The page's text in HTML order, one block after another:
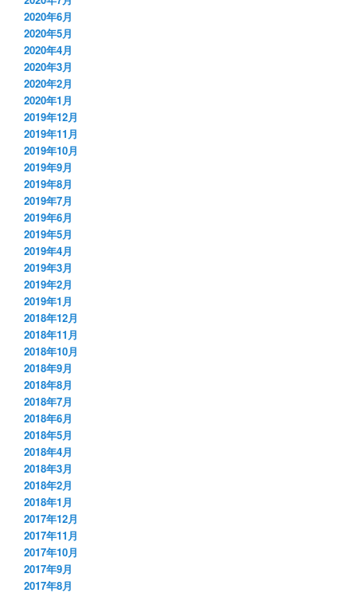
2020年6月
2020年5月
2020年4月
2020年3月
2020年2月
2020年1月
2019年12月
2019年11月
2019年10月
2019年9月
2019年8月
2019年7月
2019年6月
2019年5月
2019年4月
2019年3月
2019年2月
2019年1月
2018年12月
2018年11月
2018年10月
2018年9月
2018年8月
2018年7月
2018年6月
2018年5月
2018年4月
2018年3月
2018年2月
2018年1月
2017年12月
2017年11月
2017年10月
2017年9月
2017年8月